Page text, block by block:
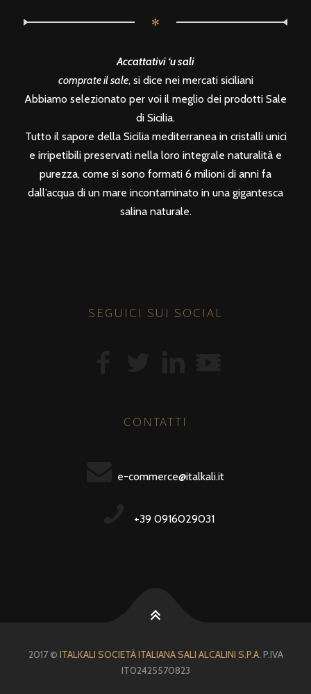
✻
Accattativi ‘u sali
comprate il sale, si dice nei mercati siciliani
Abbiamo selezionato per voi il meglio dei prodotti Sale
di Sicilia.
Tutto il sapore della Sicilia mediterranea in cristalli unici
e irripetibili preservati nella loro integrale naturalità e
purezza, come si sono formati 6 milioni di anni fa
dall’acqua di un mare incontaminato in una gigantesca
salina naturale.
SEGUICI SUI SOCIAL
CONTATTI
e-commerce@italkali.it
+39 0916029031
2017 © ITALKALI SOCIETÀ ITALIANA SALI ALCALINI S.P.A. P.IVA
IT02425570823